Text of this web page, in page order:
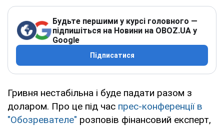
Будьте першими у курсі головного —
підпишіться на Новини на OBOZ.UA у
Google
Підписатися
Гривня нестабільна і буде падати разом з
доларом. Про це під час прес-конференції в
"Обозревателе" розповів фінансовий експерт,